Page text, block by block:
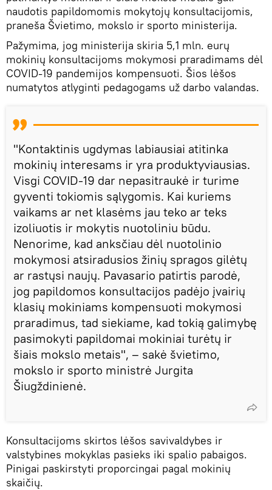
naudotis papildomomis mokytojų konsultacijomis,
praneša Švietimo, mokslo ir sporto ministerija.
Pažymima, jog ministerija skiria 5,1 mln. eurų
mokinių konsultacijoms mokymosi praradimams dėl
COVID-19 pandemijos kompensuoti. Šios lėšos
numatytos atlyginti pedagogams už darbo valandas.
"Kontaktinis ugdymas labiausiai atitinka
mokinių interesams ir yra produktyviausias.
Visgi COVID-19 dar nepasitraukė ir turime
gyventi tokiomis sąlygomis. Kai kuriems
vaikams ar net klasėms jau teko ar teks
izoliuotis ir mokytis nuotoliniu būdu.
Nenorime, kad anksčiau dėl nuotolinio
mokymosi atsiradusios žinių spragos gilėtų
ar rastųsi naujų. Pavasario patirtis parodė,
jog papildomos konsultacijos padėjo įvairių
klasių mokiniams kompensuoti mokymosi
praradimus, tad siekiame, kad tokią galimybę
pasimokyti papildomai mokiniai turėtų ir
šiais mokslo metais", – sakė švietimo,
mokslo ir sporto ministrė Jurgita
Šiugždinienė.
Konsultacijoms skirtos lėšos savivaldybes ir
valstybines mokyklas pasieks iki spalio pabaigos.
Pinigai paskirstyti proporcingai pagal mokinių
skaičių.